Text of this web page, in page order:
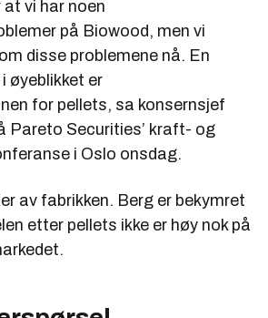
vi har noen
på Biowood, men vi
disse problemene nå. En
øyeblikket er
for pellets, sa konsernsjef
Pareto Securities’ kraft- og
i Oslo onsdag.
av fabrikken. Berg er bekymret
etter pellets ikke er høy nok på